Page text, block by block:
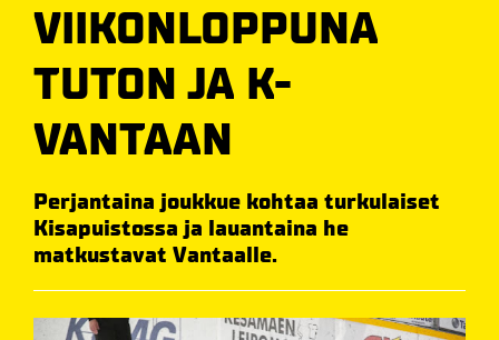
VIIKONLOPPUNA
TUTON JA K-
VANTAAN
Perjantaina joukkue kohtaa turkulaiset
Kisapuistossa ja lauantaina he
matkustavat Vantaalle.